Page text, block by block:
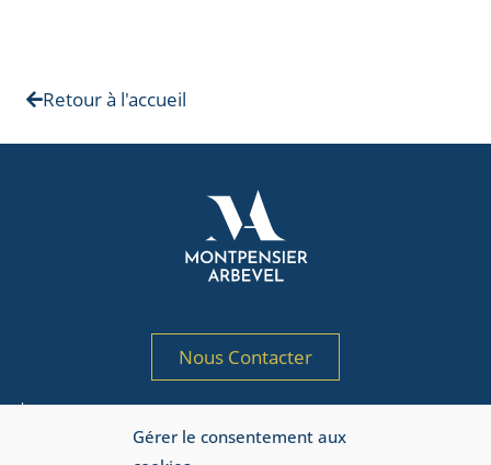
Gérer le consentement aux
Retour à l'accueil
Nous Contacter
par l’AMF sous le n° GP 97-125